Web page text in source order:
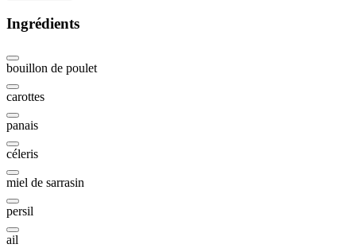
Ingrédients
bouillon de poulet
carottes
panais
céleris
miel de sarrasin
persil
ail